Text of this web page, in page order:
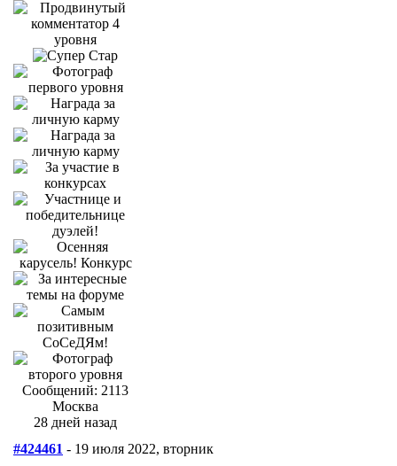
Сообщений: 2113
Москва
28 дней назад
#424461 - 19 июля 2022, вторник